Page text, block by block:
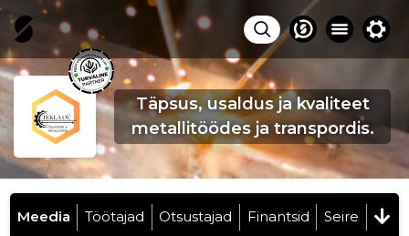
Täpsus, usaldus ja kvaliteet
metallitöödes ja transpordis.
Meedia Töötajad Otsustajad Finantsid Seire